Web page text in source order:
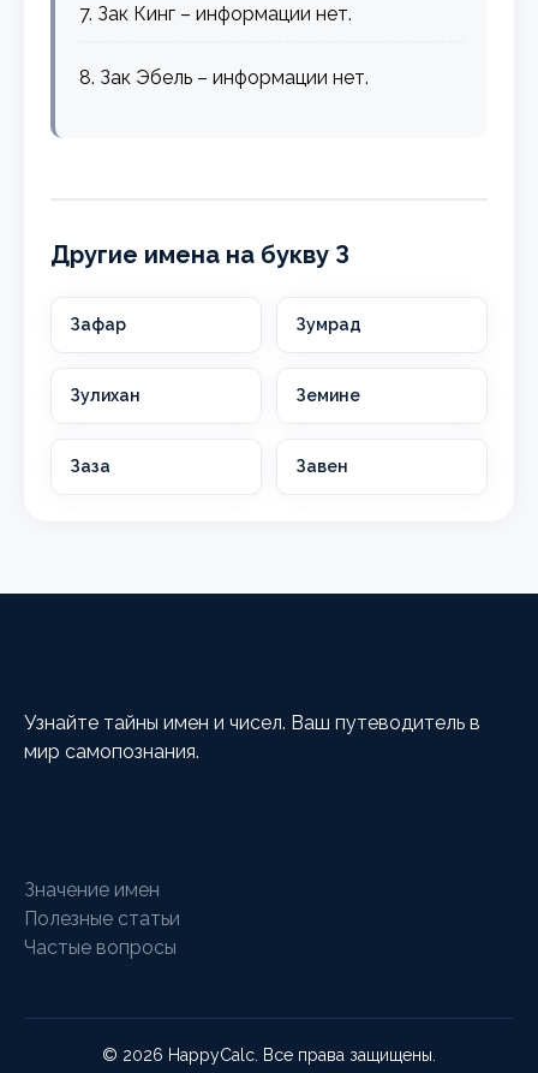
7. Зак Кинг – информации нет.
8. Зак Эбель – информации нет.
Другие имена на букву З
Зафар Зумрад
Зулихан Земине
Заза Завен
Узнайте тайны имен и чисел. Ваш путеводитель в
мир самопознания.
Значение имен
Полезные статьи
Частые вопросы
© 2026 HappyCalc. Все права защищены.